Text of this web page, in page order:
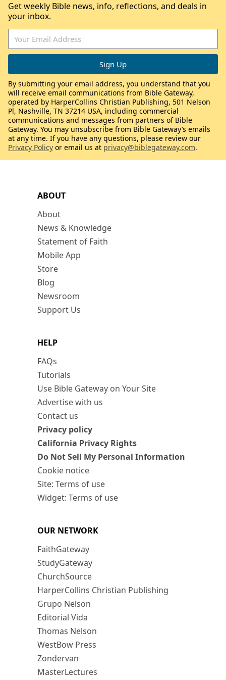
ABOUT
About
News & Knowledge
Statement of Faith
Mobile App
Store
Blog
Newsroom
Support Us
HELP
FAQs
Tutorials
Use Bible Gateway on Your Site
Advertise with us
Contact us
Privacy policy
California Privacy Rights
Do Not Sell My Personal Information
Cookie notice
Site: Terms of use
Widget: Terms of use
OUR NETWORK
FaithGateway
StudyGateway
ChurchSource
HarperCollins Christian Publishing
Grupo Nelson
Editorial Vida
Thomas Nelson
WestBow Press
Zondervan
MasterLectures
Get weekly Bible news, info, reflections, and deals in
your inbox.
By submitting your email address, you understand that you
will receive email communications from Bible Gateway,
operated by HarperCollins Christian Publishing, 501 Nelson
Pl, Nashville, TN 37214 USA, including commercial
communications and messages from partners of Bible
Gateway. You may unsubscribe from Bible Gateway’s emails
at any time. If you have any questions, please review our
Privacy Policy or email us at privacy@biblegateway.com.